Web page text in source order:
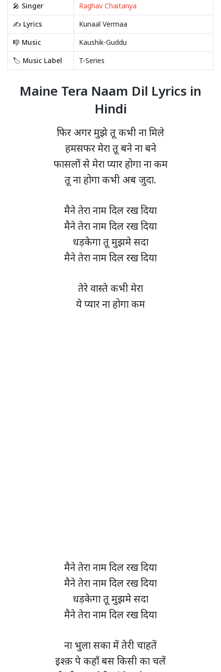
🎤 Singer
Raghav Chaitanya
✍️ Lyrics
Kunaal Vermaa
🎼 Music
Kaushik-Guddu
🏷️ Music Label
T-Series
Maine Tera Naam Dil Lyrics in
Hindi
फिर अगर मुझे तू कभी ना मिले
हमसफर मेरा तू बने ना बने
फासलों से मेरा प्यार होगा ना कम
तू ना होगा कभी अब जुदा.
मैने तेरा नाम दिल रख दिया
मैने तेरा नाम दिल रख दिया
धड़केगा तू मुझमे सदा
मैने तेरा नाम दिल रख दिया
तेरे वास्ते कभी मेरा
ये प्यार ना होगा कम
मैने तेरा नाम दिल रख दिया
मैने तेरा नाम दिल रख दिया
धड़केगा तू मुझमे सदा
मैने तेरा नाम दिल रख दिया
ना भुला सका में तेरी चाहतें
इश्क़ पे कहाँ बस किसी का चलें